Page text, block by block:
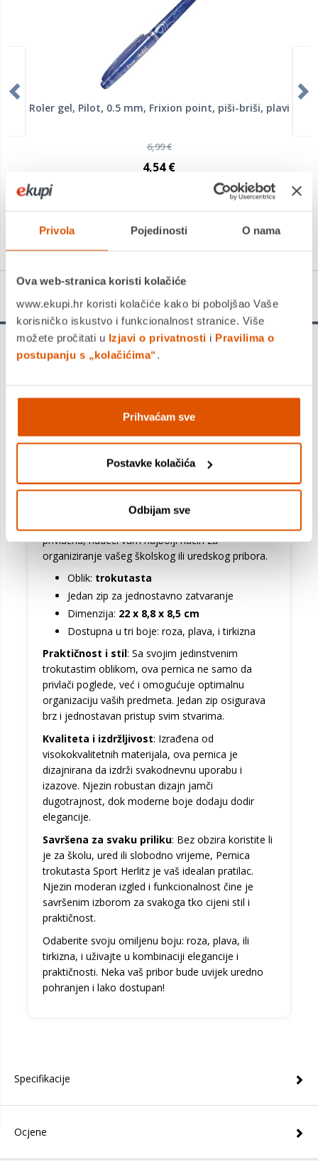
Privola Pojedinosti O nama
Ova web-stranica koristi kolačiće
www.ekupi.hr koristi kolačiće kako bi poboljšao Vaše
korisničko iskustvo i funkcionalnost stranice. Više
možete pročitati u Izjavi o privatnosti i Pravilima o
postupanju s „kolačićima“.
Prihvaćam sve
Postavke kolačića
Odbijam sve
Roler gel, Pilot, 0.5 mm, Frixion point, piši-briši, plavi
6,99 €
4,54 €
Pernica vrećica
trokutasta Sport
Herlitz
Otkrijte savršen spoj stila i funkcionalnosti s
Pernicom vrećicom trokutastom Sport Herlitz
privlačna, nudeći vam najbolji način za
organiziranje vašeg školskog ili uredskog pribora.
Oblik: trokutasta
Jedan zip za jednostavno zatvaranje
Dimenzija: 22 x 8,8 x 8,5 cm
Dostupna u tri boje: roza, plava, itirkizna
Praktičnost i stil: Sa svojim jedinstvenim
trokutastim oblikom, ova pernica ne samo da
privlači poglede, već i omogućuje optimalnu
organizaciju vaših predmeta. Jedan zip osigurava
brz i jednostavan pristup svim stvarima.
Kvaliteta i izdržljivost: Izrađena od
visokokvalitetnih materijala, ova pernica je
dizajnirana da izdrži svakodnevnu uporabu i
izazove. Njezin robustan dizajn jamči
dugotrajnost, dok moderne boje dodaju dodir
elegancije.
Savršena za svaku priliku: Bez obzira koristite li
je za školu, ured ili slobodno vrijeme, Pernica
trokutasta Sport Herlitz je vaš idealan pratilac.
Njezin moderan izgled i funkcionalnost čine je
savršenim izborom za svakoga tko cijeni stil i
praktičnost.
Odaberite svoju omiljenu boju: roza, plava, ili
tirkizna, i uživajte u kombinaciji elegancije i
praktičnosti. Neka vaš pribor bude uvijek uredno
pohranjen i lako dostupan!
Specifikacije
Ocjene